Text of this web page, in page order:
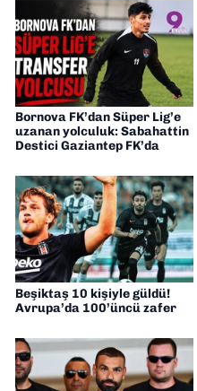
Bornova FK’dan Süper Lig’e
uzanan yolculuk: Sabahattin
Destici Gaziantep FK’da
Beşiktaş 10 kişiyle güldü!
Avrupa’da 100’üncü zafer